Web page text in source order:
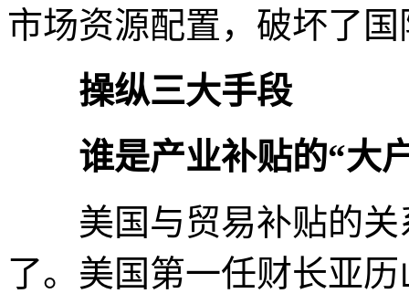
市场资源配置，破坏了
操纵三大手段
谁是产业补贴的“大
美国与贸易补贴的关
了。美国第一任财长亚